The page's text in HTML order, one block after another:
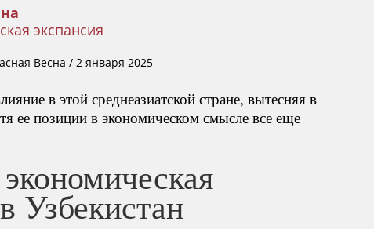
экспансия
Весна / 2 января 2025
в этой среднеазиатской стране, вытесняя в
ее позиции в экономическом смысле все еще
Узбекистан